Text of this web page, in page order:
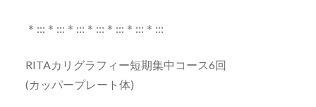
＊:::＊:::＊:::＊:::＊:::＊:::＊:::
RITAカリグラフィー短期集中コース6回
(カッパープレート体)